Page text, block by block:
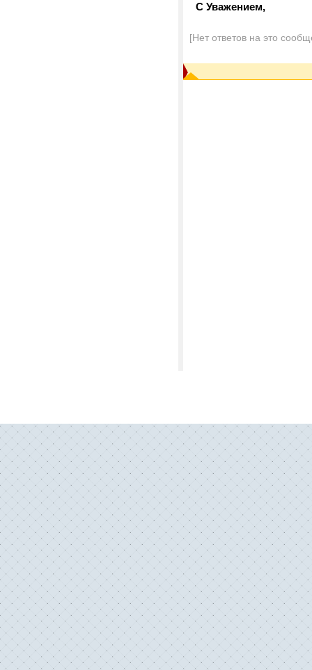
С Уважением,
[Нет ответов на это